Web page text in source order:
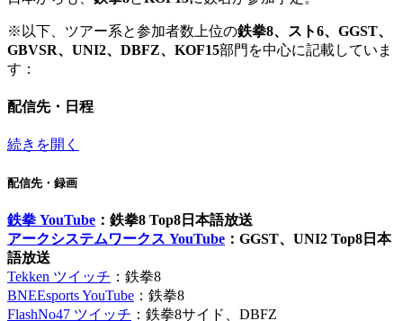
※以下、ツアー系と参加者数上位の鉄拳8、スト6、GGST、
GBVSR、UNI2、DBFZ、KOF15部門を中心に記載していま
す：
配信先・日程
続きを開く
配信先・録画
鉄拳 YouTube ：鉄拳8 Top8日本語放送
アークシステムワークス YouTube ：GGST、UNI2 Top8日本
語放送
Tekken ツイッチ ：鉄拳8
BNEEsports YouTube ：鉄拳8
FlashNo47 ツイッチ ：鉄拳8サイド、DBFZ